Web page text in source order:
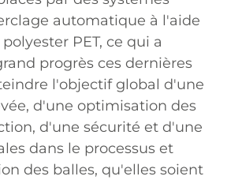
automatique à l'aide
PET, ce qui a
progrès ces dernières
l'objectif global d'une
d'une optimisation des
d'une sécurité et d'une
dans le processus et
des balles, qu'elles soient